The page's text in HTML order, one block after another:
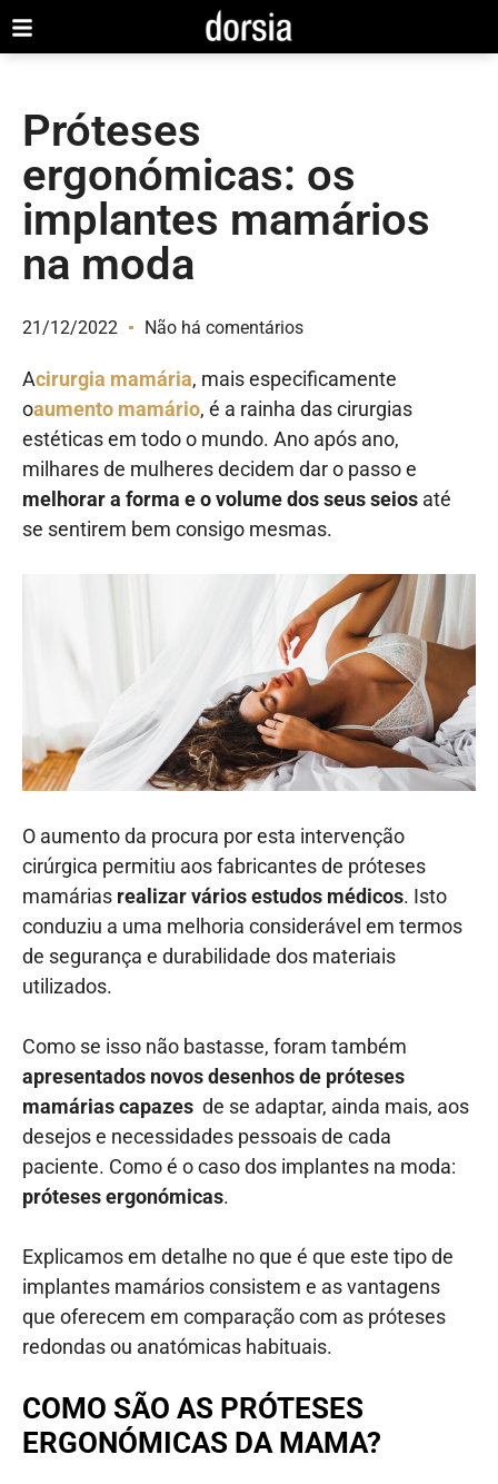
Próteses
ergonómicas: os
implantes mamários
na moda
21/12/2022 Não há comentários
Acirurgia mamária, mais especificamente
oaumento mamário, é a rainha das cirurgias
estéticas em todo o mundo. Ano após ano,
milhares de mulheres decidem dar o passo e
melhorar a forma e o volume dos seus seios até
se sentirem bem consigo mesmas.
O aumento da procura por esta intervenção
cirúrgica permitiu aos fabricantes de próteses
mamárias realizar vários estudos médicos. Isto
conduziu a uma melhoria considerável em termos
de segurança e durabilidade dos materiais
utilizados.
Como se isso não bastasse, foram também
apresentados novos desenhos de próteses
mamárias capazes de se adaptar, ainda mais, aos
desejos e necessidades pessoais de cada
paciente. Como é o caso dos implantes na moda:
próteses ergonómicas.
Explicamos em detalhe no que é que este tipo de
implantes mamários consistem e as vantagens
que oferecem em comparação com as próteses
redondas ou anatómicas habituais.
COMO SÃO AS PRÓTESES
ERGONÓMICAS DA MAMA?